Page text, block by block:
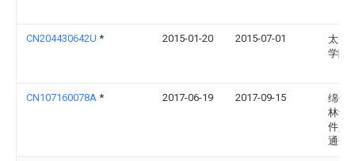
CN204430642U * 2015-01-20 2015-07-01
太原
学院
CN107160078A * 2017-06-19 2017-09-15
绵竹
林动
件厂
通合